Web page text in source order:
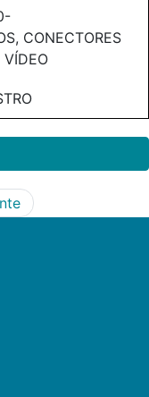
CONECTORES
VÍDEO